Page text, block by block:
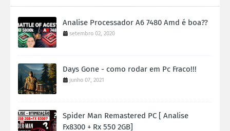
Analise Processador A6 7480 Amd é boa??
setembro 02, 2020
Days Gone - como rodar em Pc Fraco!!!
junho 07, 2021
Spider Man Remastered PC [ Analise
Fx8300 + Rx 550 2GB]